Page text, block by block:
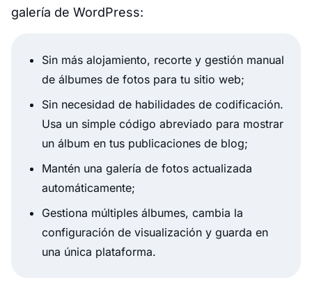
galería de WordPress:
Sin más alojamiento, recorte y gestión manual
de álbumes de fotos para tu sitio web;
Sin necesidad de habilidades de codificación.
Usa un simple código abreviado para mostrar
un álbum en tus publicaciones de blog;
Mantén una galería de fotos actualizada
automáticamente;
Gestiona múltiples álbumes, cambia la
configuración de visualización y guarda en
una única plataforma.